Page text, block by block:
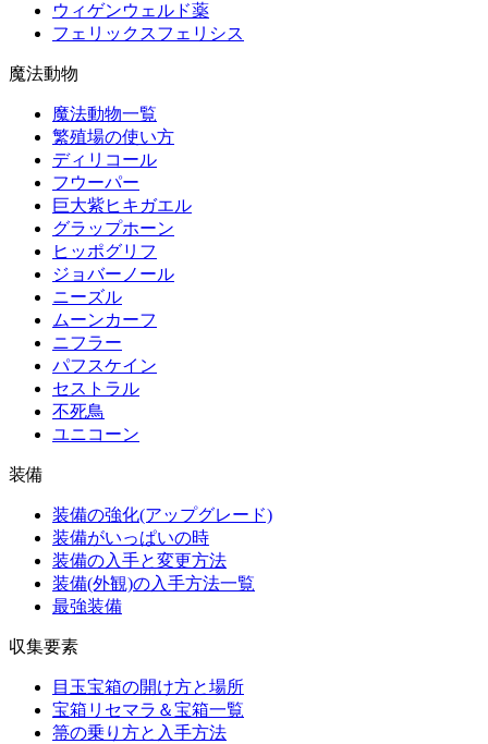
ウィゲンウェルド薬
フェリックスフェリシス
魔法動物
魔法動物一覧
繁殖場の使い方
ディリコール
フウーパー
巨大紫ヒキガエル
グラップホーン
ヒッポグリフ
ジョバーノール
ニーズル
ムーンカーフ
ニフラー
パフスケイン
セストラル
不死鳥
ユニコーン
装備
装備の強化(アップグレード)
装備がいっぱいの時
装備の入手と変更方法
装備(外観)の入手方法一覧
最強装備
収集要素
目玉宝箱の開け方と場所
宝箱リセマラ＆宝箱一覧
箒の乗り方と入手方法